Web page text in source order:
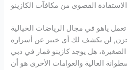
القصوى من مكافآت الكازينو
ياهو في مجال الرياضات الخيالية
لكن محزن, لن يكشف لك أي خبير عن أسراره
الصغيرة، هل يوجد كازينو قمار في دبي yyy والفرق الوحيد بين
العالية والعوامات الأخرى هو أن